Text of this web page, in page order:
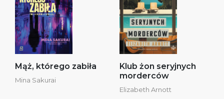
Mąż, którego zabiła
Mina Sakurai
Klub żon seryjnych
morderców
Elizabeth Arnott